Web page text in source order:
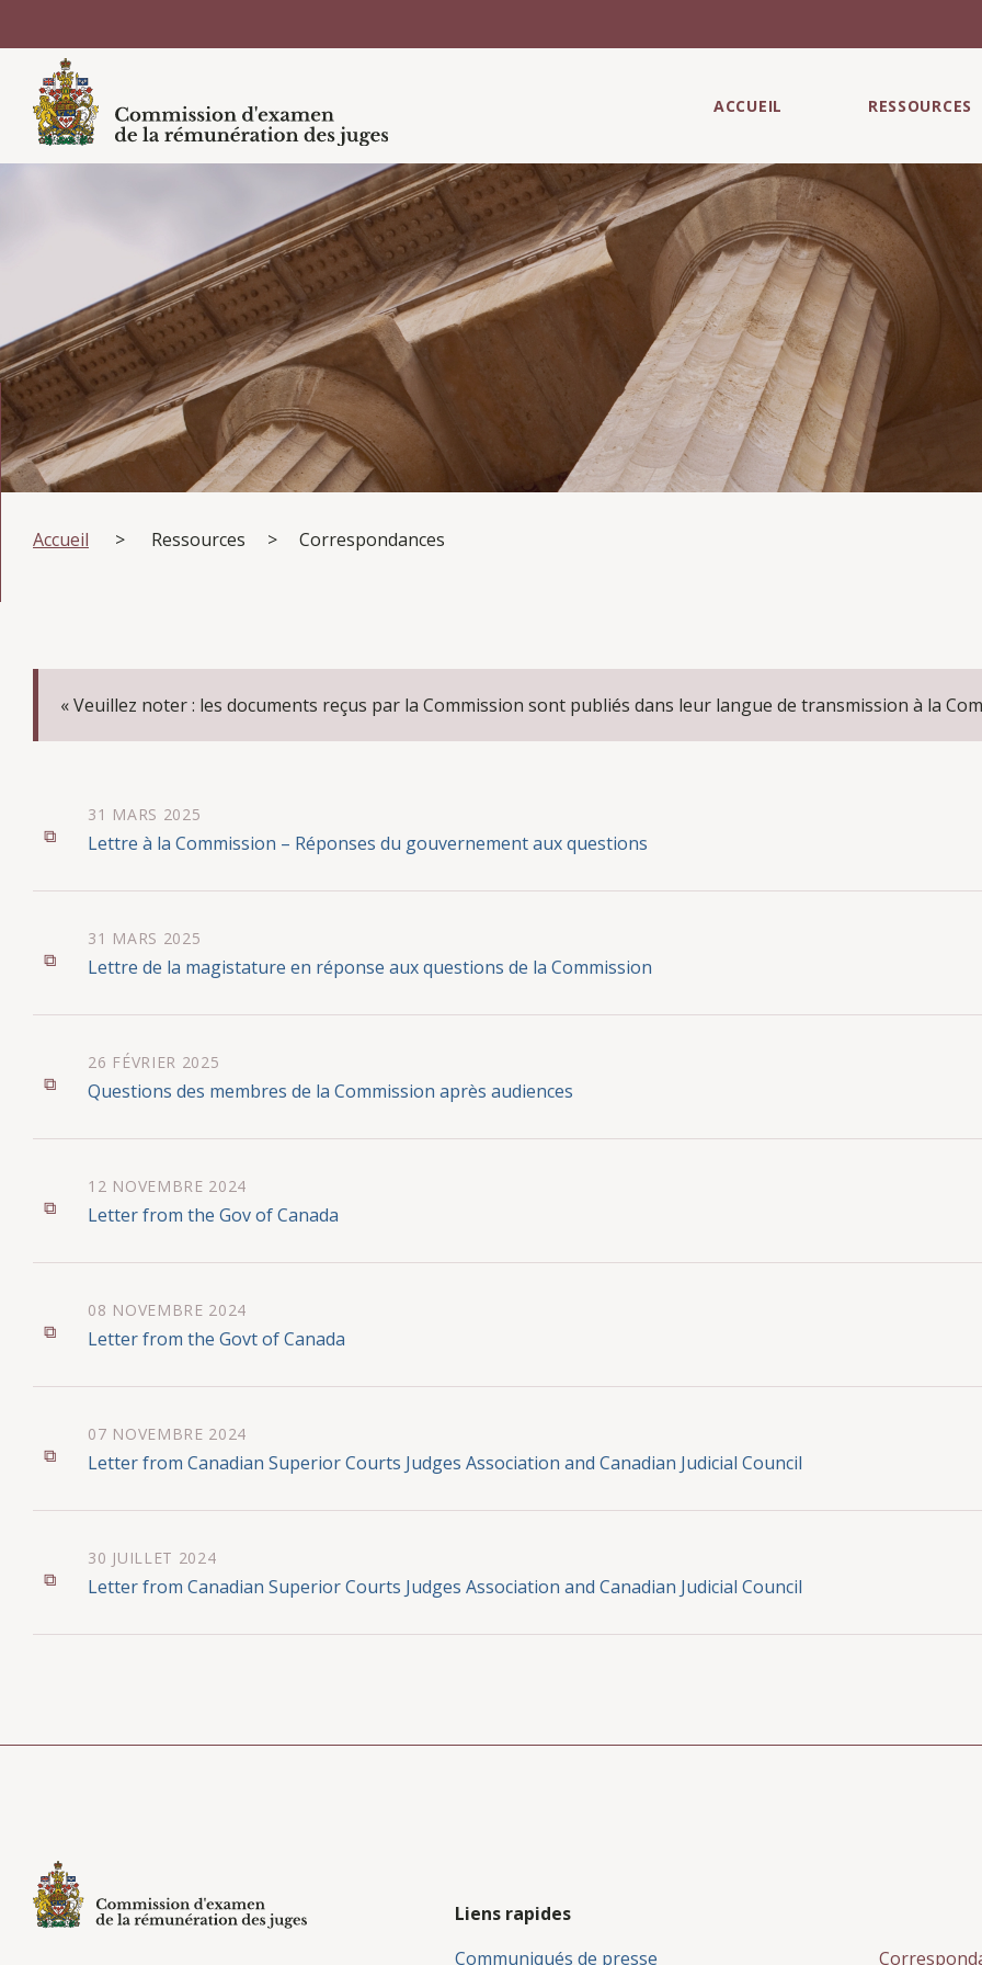
ACCUEIL RESSOURCES
Accueil > Ressources > Correspondances
« Veuillez noter : les documents reçus par la Commission sont publiés dans leur langue de transmission à la
31 MARS 2025
Lettre à la Commission – Réponses du gouvernement aux questions
31 MARS 2025
Lettre de la magistature en réponse aux questions de la Commission
26 FÉVRIER 2025
Questions des membres de la Commission après audiences
12 NOVEMBRE 2024
Letter from the Gov of Canada
08 NOVEMBRE 2024
Letter from the Govt of Canada
07 NOVEMBRE 2024
Letter from Canadian Superior Courts Judges Association and Canadian Judicial Council
30 JUILLET 2024
Letter from Canadian Superior Courts Judges Association and Canadian Judicial Council
Liens rapides
Communiqués de presse